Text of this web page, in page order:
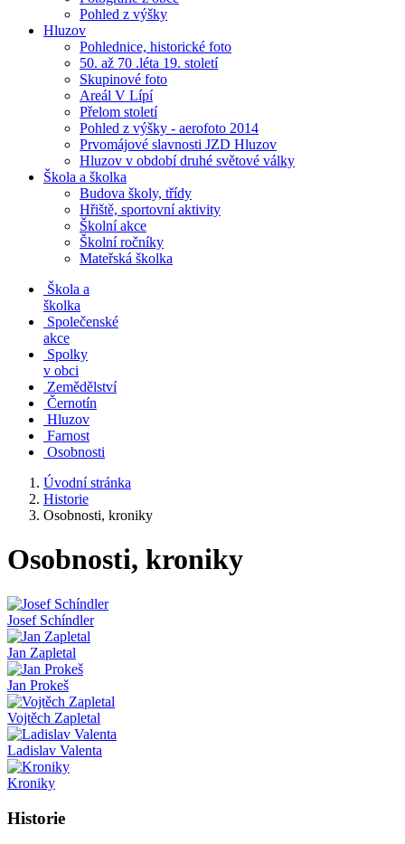
Pohled z výšky
Hluzov
Pohlednice, historické foto
50. až 70 .léta 19. století
Skupinové foto
Areál V Lípí
Přelom století
Pohled z výšky - aerofoto 2014
Prvomájové slavnosti JZD Hluzov
Hluzov v období druhé světové války
Škola a školka
Budova školy, třídy
Hřiště, sportovní aktivity
Školní akce
Školní ročníky
Mateřská školka
Škola a
školka
Společenské
akce
Spolky
v obci
Zemědělství
Černotín
Hluzov
Farnost
Osobnosti
Úvodní stránka
Historie
Osobnosti, kroniky
Osobnosti, kroniky
Josef Schíndler
Jan Zapletal
Jan Prokeš
Vojtěch Zapletal
Ladislav Valenta
Kroniky
Historie